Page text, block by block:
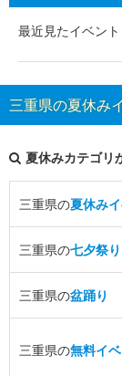
最近見たイベン
三重県の夏休み
夏休みカテゴリ
三重県の夏休み
三重県の七夕祭り
三重県の盆踊り
三重県の無料イ